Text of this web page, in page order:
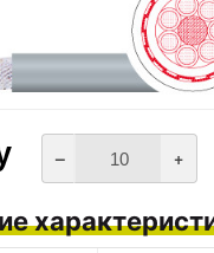
– +